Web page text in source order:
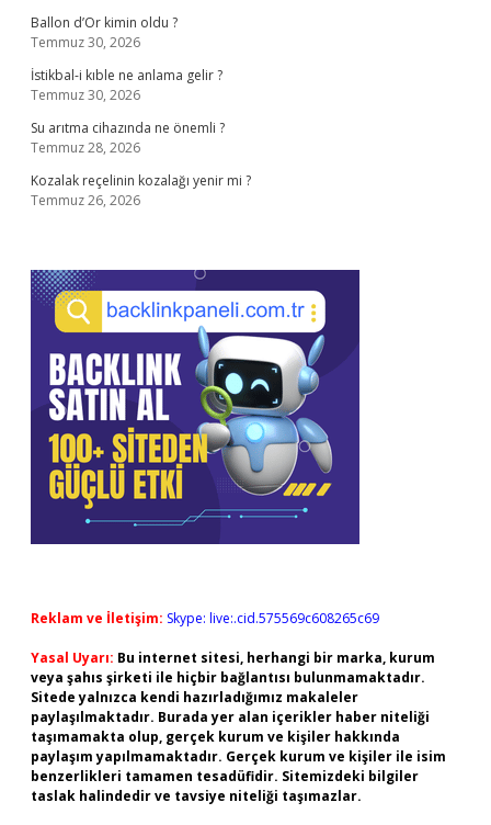
Ballon d’Or kimin oldu ?
Temmuz 30, 2026
İstikbal-i kıble ne anlama gelir ?
Temmuz 30, 2026
Su arıtma cihazında ne önemli ?
Temmuz 28, 2026
Kozalak reçelinin kozalağı yenir mi ?
Temmuz 26, 2026
Reklam ve İletişim: Skype: live:.cid.575569c608265c69
Yasal Uyarı: Bu internet sitesi, herhangi bir marka, kurum
veya şahıs şirketi ile hiçbir bağlantısı bulunmamaktadır.
Sitede yalnızca kendi hazırladığımız makaleler
paylaşılmaktadır. Burada yer alan içerikler haber niteliği
taşımamakta olup, gerçek kurum ve kişiler hakkında
paylaşım yapılmamaktadır. Gerçek kurum ve kişiler ile isim
benzerlikleri tamamen tesadüfidir. Sitemizdeki bilgiler
taslak halindedir ve tavsiye niteliği taşımazlar.